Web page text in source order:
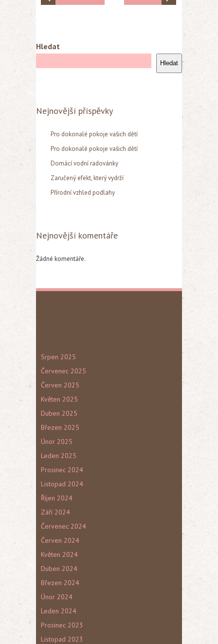
Hledat
Hledat
Nejnovější příspěvky
Pro dokonalé pokoje vašich dětí
Pro dokonalé pokoje vašich dětí
Domácí vodní radovánky
Zaručený efekt, který vydrží
Přírodní vzhled podlahy
Nejnovější komentáře
Žádné komentáře.
Srpen 2025
Červenec 2025
Červen 2025
Květen 2025
Duben 2025
Březen 2025
Únor 2025
Leden 2025
Prosinec 2024
Listopad 2024
Říjen 2024
Září 2024
Červenec 2024
Červen 2024
Květen 2024
Duben 2024
Březen 2024
Únor 2024
Leden 2024
Prosinec 2023
Listopad 2023